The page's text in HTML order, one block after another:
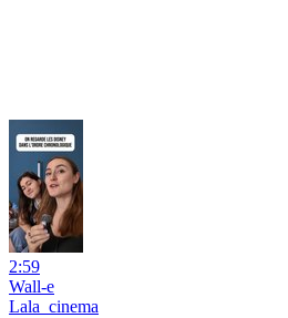
2:59
Wall-e
Lala_cinema